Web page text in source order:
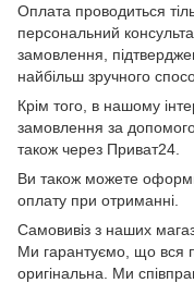
Оплата проводиться
персональний
замовлення,
найбільш зручного
Крім того, в нашому
замовлення за
також через Приват24.
Ви також можете
оплату при отриманні.
Самовивіз з наших
Ми гарантуємо, що вся
оригінальна. Ми